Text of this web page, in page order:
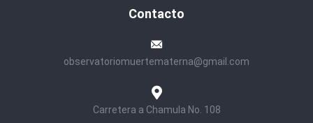
Contacto
observatoriomuertematerna@gmail.com
Carretera a Chamula No. 108